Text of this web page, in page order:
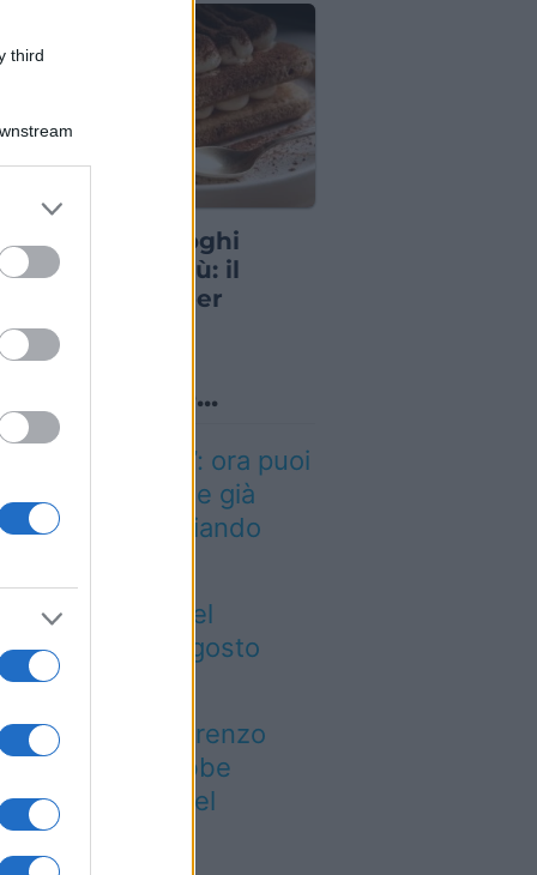
third
grant or
a uno dei luoghi
del tiramisù: il
chiude per
sapevi che...
dei viaggi”: ora puoi
vacanze già
risparmiando
ed eventi del
7-8-9 agosto
notte di San Lorenzo
potrebbe
più del